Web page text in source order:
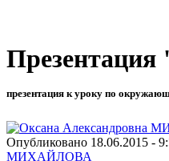
презентация к уроку по
Опубликовано 18.06.2015 -
МИХАЙЛОВА